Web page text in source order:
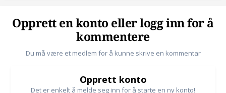
Opprett en konto eller logg inn for å
kommentere
Du må være et medlem for å kunne skrive en kommentar
Opprett konto
Det er enkelt å melde seg inn for å starte en ny konto!